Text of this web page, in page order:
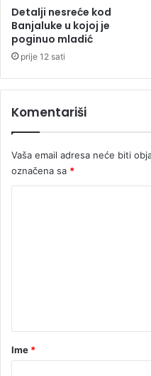
ž
e
o
s
j
ž
j
e
Detalji nesreće kod
Banjaluke u kojoj je
poginuo mladić
prije 12 sati
Komentariši
Vaša email adresa neće biti
označena sa *
r
Ime *